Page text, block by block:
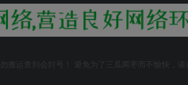
运查到会封号！ 避免为了三瓜两枣而不愉快，